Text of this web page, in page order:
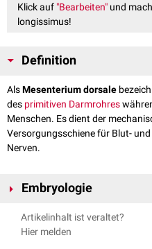
Klick auf "Bearbeiten" und
longissimus!
Definition
AlsMesenterium dorsale
des primitiven Darmrohres
Menschen. Es dient der
Versorgungsschiene für Blut-
Nerven.
Embryologie
Abfaltungin der vierten
Mesoderm.
Artikelinhalt ist veraltet?
Hier melden